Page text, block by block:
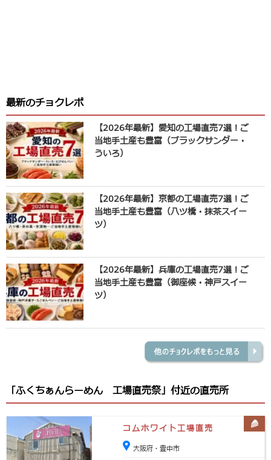
最新のチョクレポ
【2026年最新】愛知の工場直売7選！ご
当地手土産も豊富（ブラックサンダー・
ういろ）
【2026年最新】京都の工場直売7選！ご
当地手土産も豊富（八ツ橋・抹茶スイー
ツ）
【2026年最新】兵庫の工場直売7選！ご
当地手土産も豊富（御座候・神戸スイー
ツ）
「ふくちぁんらーめん 工場直売祭」付近の直売所
コムホワイト工場直売
大阪府・豊中市